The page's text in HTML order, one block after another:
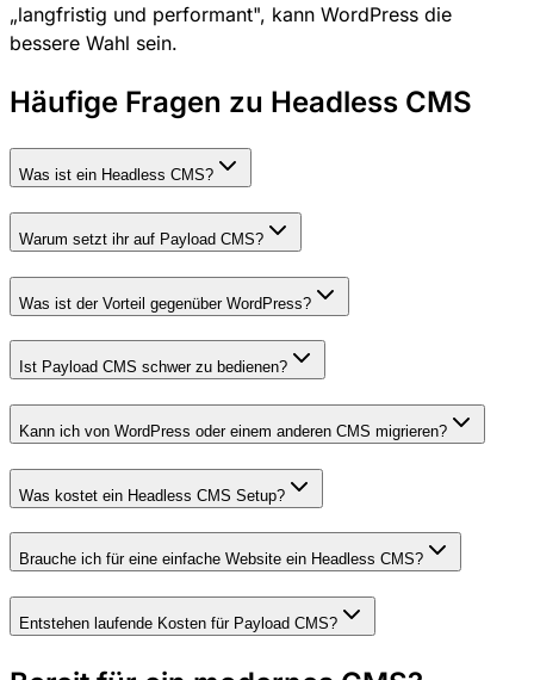
„langfristig und performant", kann WordPress die
bessere Wahl sein.
Häufige Fragen zu Headless CMS
Was ist ein Headless CMS?
Warum setzt ihr auf Payload CMS?
Was ist der Vorteil gegenüber WordPress?
Ist Payload CMS schwer zu bedienen?
Kann ich von WordPress oder einem anderen CMS migrieren?
Was kostet ein Headless CMS Setup?
Brauche ich für eine einfache Website ein Headless CMS?
Entstehen laufende Kosten für Payload CMS?